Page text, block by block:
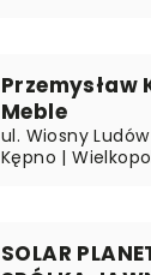
Przemysław
Meble
ul. Wiosny
Kępno |
SOLAR